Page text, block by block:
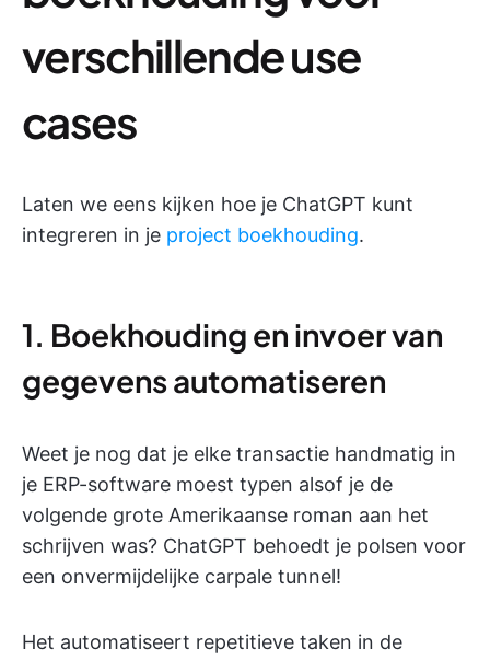
verschillende use
cases
Laten we eens kijken hoe je ChatGPT kunt
integreren in je project boekhouding.
1. Boekhouding en invoer van
gegevens automatiseren
Weet je nog dat je elke transactie handmatig in
je ERP-software moest typen alsof je de
volgende grote Amerikaanse roman aan het
schrijven was? ChatGPT behoedt je polsen voor
een onvermijdelijke carpale tunnel!
Het automatiseert repetitieve taken in de